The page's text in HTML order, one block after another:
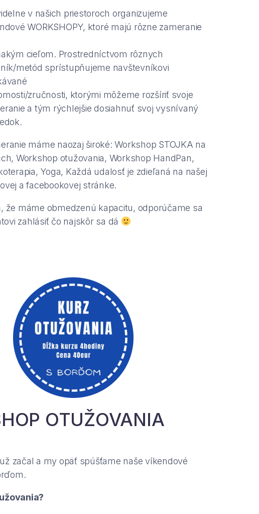
v našich priestoroch organizujeme
WORKSHOPY, ktoré majú rôzne zameranie
cieľom. Prostredníctvom rôznych
metód sprístupňujeme navštevníkovi
zručnosti, ktorými môžeme rozšíriť svoje
a tým rýchlejšie dosiahnuť svoj vysnívaný
máme naozaj široké: Workshop STOJKA na
Workshop otužovania, Workshop HandPan,
Yoga, Každá udalosť je zdieľaná na našej
a facebookovej stránke.
že máme obmedzenú kapacitu, odporúčame sa
zahlásiť čo najskôr sa dá
OTUŽOVANIA
začal a my opäť spúšťame naše víkendové